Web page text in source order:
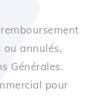
ou annulés,
Générales.
pour